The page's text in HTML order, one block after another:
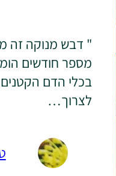
מספר חודשים
בכלי הדם
לצרוך…